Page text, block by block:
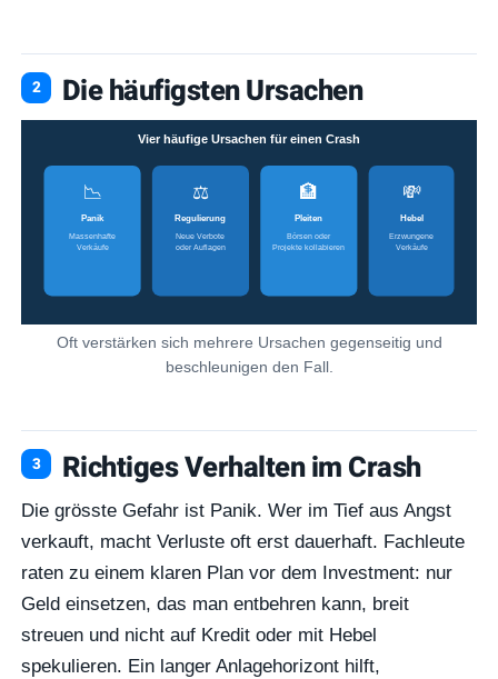
Die häufigsten Ursachen
Vier häufige Ursachen für einen Crash
📉
Panik
Massenhafte
Verkäufe
⚖️
Regulierung
Neue Verbote
oder Auflagen
🏦
Pleiten
Börsen oder
Projekte kollabieren
💸
Hebel
Erzwungene
Verkäufe
Oft verstärken sich mehrere Ursachen gegenseitig und
beschleunigen den Fall.
Richtiges Verhalten im Crash
Die grösste Gefahr ist Panik. Wer im Tief aus Angst
verkauft, macht Verluste oft erst dauerhaft. Fachleute
raten zu einem klaren Plan vor dem Investment: nur
Geld einsetzen, das man entbehren kann, breit
streuen und nicht auf Kredit oder mit Hebel
spekulieren. Ein langer Anlagehorizont hilft,